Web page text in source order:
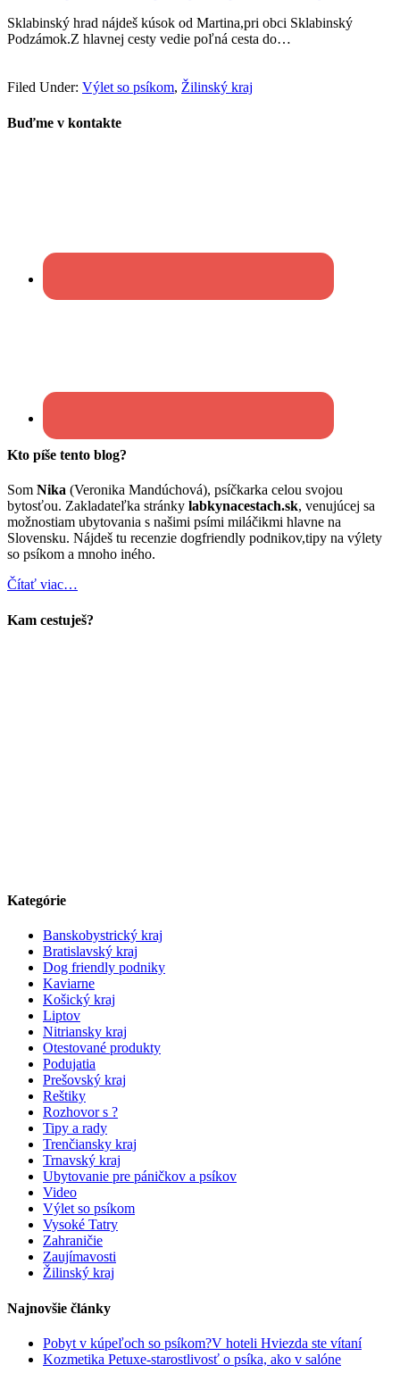
Sklabinský hrad nájdeš kúsok od Martina,pri obci Sklabinský
Podzámok.Z hlavnej cesty vedie poľná cesta do…
Filed Under: Výlet so psíkom, Žilinský kraj
Buďme v kontakte
Kto píše tento blog?
Som Nika (Veronika Mandúchová), psíčkarka celou svojou
bytosťou. Zakladateľka stránky labkynacestach.sk, venujúcej sa
možnostiam ubytovania s našimi psími miláčikmi hlavne na
Slovensku. Nájdeš tu recenzie dogfriendly podnikov,tipy na výlety
so psíkom a mnoho iného.
Čítať viac…
Kam cestuješ?
Kategórie
Banskobystrický kraj
Bratislavský kraj
Dog friendly podniky
Kaviarne
Košický kraj
Liptov
Nitriansky kraj
Otestované produkty
Podujatia
Prešovský kraj
Reštiky
Rozhovor s ?
Tipy a rady
Trenčiansky kraj
Trnavský kraj
Ubytovanie pre páničkov a psíkov
Video
Výlet so psíkom
Vysoké Tatry
Zahraničie
Zaujímavosti
Žilinský kraj
Najnovšie články
Pobyt v kúpeľoch so psíkom?V hoteli Hviezda ste vítaní
Kozmetika Petuxe-starostlivosť o psíka, ako v salóne